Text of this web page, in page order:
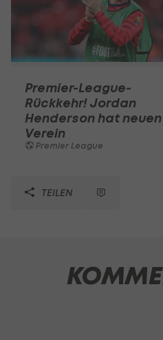
Premier-League-
Rückkehr! Jordan
Henderson hat neuen
Verein
Premier League
TEILEN